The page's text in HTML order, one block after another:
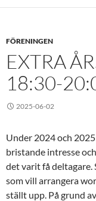
FÖRENINGEN
EXTRA
18:30-
2025-06-02
Under 2024 och
bristande intresse
det varit få
som vill arrangera
ställt upp. På grund